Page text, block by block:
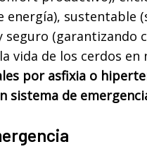
energía), sustentable
seguro (garantizando
vida de los cerdos
por asfixia o
sistema de